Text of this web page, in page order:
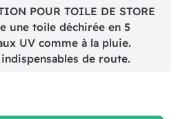
POUR TOILE DE STORE
une toile déchirée en 5
UV comme à la pluie.
de route.